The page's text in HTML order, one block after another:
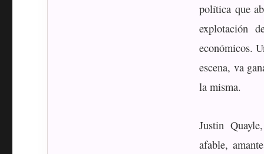
política que
explotación
económicos.
escena, va
la misma.
Justin
afable,